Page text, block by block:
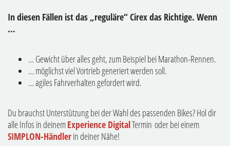
In diesen Fällen ist das „reguläre“ Cirex das Richtige. Wenn
…
… Gewicht über alles geht, zum Beispiel bei Marathon-Rennen.
… möglichst viel Vortrieb generiert werden soll.
… agiles Fahrverhalten gefordert wird.
Du brauchst Unterstützung bei der Wahl des passenden Bikes? Hol dir
alle Infos in deinemExperience DigitalTermin oder bei einem
SIMPLON-Händlerin deiner Nähe!